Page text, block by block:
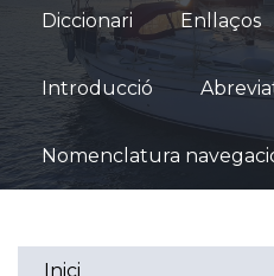
Diccionari Enllaços
Introducció
Nomenclatura
Inici